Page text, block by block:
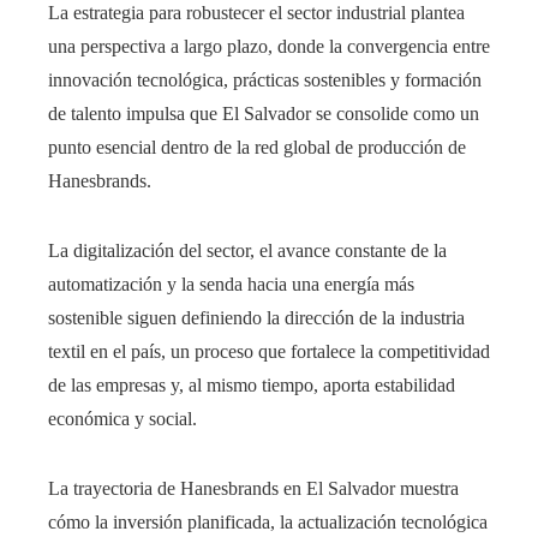
La estrategia para robustecer el sector industrial plantea
una perspectiva a largo plazo, donde la convergencia entre
innovación tecnológica, prácticas sostenibles y formación
de talento impulsa que El Salvador se consolide como un
punto esencial dentro de la red global de producción de
Hanesbrands.
La digitalización del sector, el avance constante de la
automatización y la senda hacia una energía más
sostenible siguen definiendo la dirección de la industria
textil en el país, un proceso que fortalece la competitividad
de las empresas y, al mismo tiempo, aporta estabilidad
económica y social.
La trayectoria de Hanesbrands en El Salvador muestra
cómo la inversión planificada, la actualización tecnológica